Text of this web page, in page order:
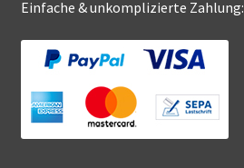
Einfache & unkomplizierte Zahlung: